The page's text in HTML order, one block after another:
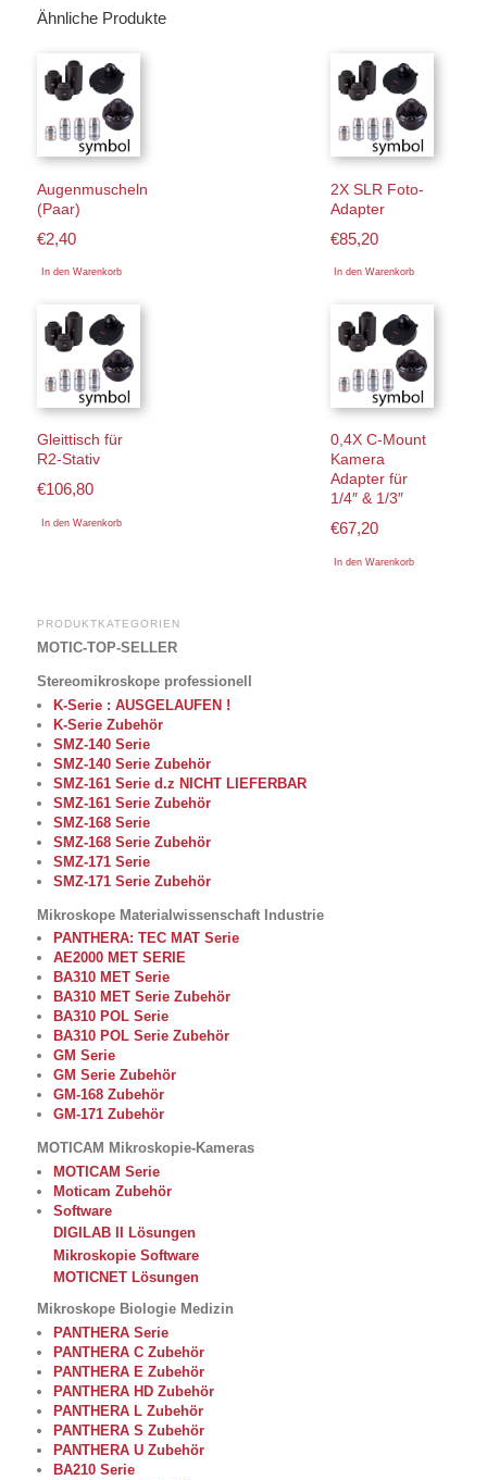
1/2"
quantity
Ähnliche Produkte
Augenmuscheln
(Paar)
€2,40
In den Warenkorb
2X SLR Foto-
Adapter
€85,20
In den Warenkorb
Gleittisch für
R2-Stativ
€106,80
In den Warenkorb
0,4X C-Mount
Kamera
Adapter für
1/4″ & 1/3″
€67,20
In den Warenkorb
PRODUKTKATEGORIEN
MOTIC-TOP-SELLER
Stereomikroskope professionell
K-Serie : AUSGELAUFEN !
K-Serie Zubehör
SMZ-140 Serie
SMZ-140 Serie Zubehör
SMZ-161 Serie d.z NICHT LIEFERBAR
SMZ-161 Serie Zubehör
SMZ-168 Serie
SMZ-168 Serie Zubehör
SMZ-171 Serie
SMZ-171 Serie Zubehör
Mikroskope Materialwissenschaft Industrie
PANTHERA: TEC MAT Serie
AE2000 MET SERIE
BA310 MET Serie
BA310 MET Serie Zubehör
BA310 POL Serie
BA310 POL Serie Zubehör
GM Serie
GM Serie Zubehör
GM-168 Zubehör
GM-171 Zubehör
MOTICAM Mikroskopie-Kameras
MOTICAM Serie
Moticam Zubehör
Software
DIGILAB II Lösungen
Mikroskopie Software
MOTICNET Lösungen
Mikroskope Biologie Medizin
PANTHERA Serie
PANTHERA C Zubehör
PANTHERA E Zubehör
PANTHERA HD Zubehör
PANTHERA L Zubehör
PANTHERA S Zubehör
PANTHERA U Zubehör
BA210 Serie